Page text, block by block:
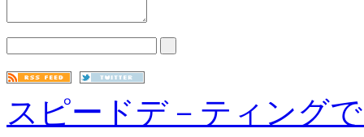
スピードデ－ティング